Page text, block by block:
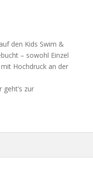
den Kids Swim &
– sowohl Einzel
Hochdruck an der
zur